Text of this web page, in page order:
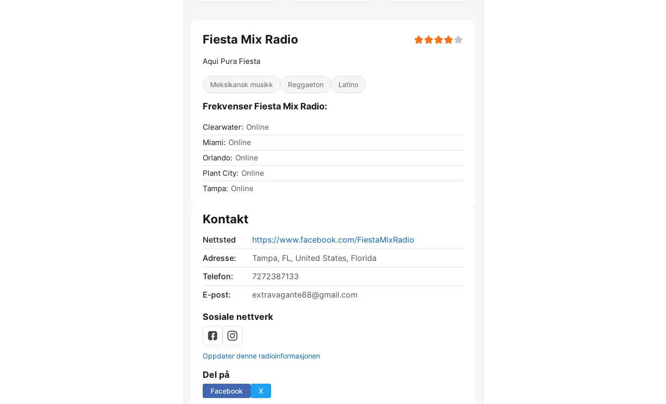
Fiesta Mix Radio
Aqui Pura Fiesta
Meksikansk musikk Reggaeton Latino
Frekvenser Fiesta Mix Radio:
Clearwater: Online
Miami: Online
Orlando: Online
Plant City: Online
Tampa: Online
Kontakt
Nettsted
https://www.facebook.com/FiestaMixRadio
Adresse:
Tampa, FL, United States, Florida
Telefon:
7272387133
E-post:
extravagante88@gmail.com
Sosiale nettverk
Oppdater denne radioinformasjonen
Del på
Facebook X